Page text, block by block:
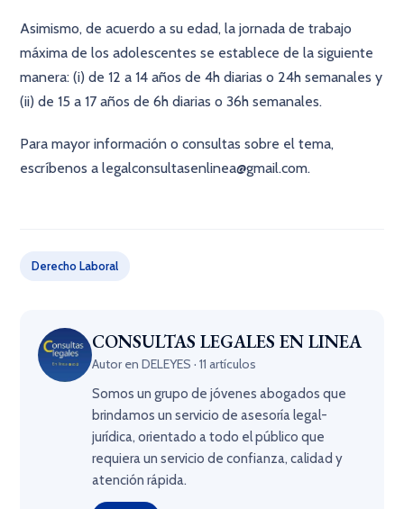
Asimismo, de acuerdo a su edad, la jornada de trabajo
máxima de los adolescentes se establece de la siguiente
manera: (i) de 12 a 14 años de 4h diarias o 24h semanales y
(ii) de 15 a 17 años de 6h diarias o 36h semanales.
Para mayor información o consultas sobre el tema,
escríbenos a legalconsultasenlinea@gmail.com.
Derecho Laboral
CONSULTAS LEGALES EN LINEA
Autor en DELEYES · 11 artículos
Somos un grupo de jóvenes abogados que
brindamos un servicio de asesoría legal-
jurídica, orientado a todo el público que
requiera un servicio de confianza, calidad y
atención rápida.